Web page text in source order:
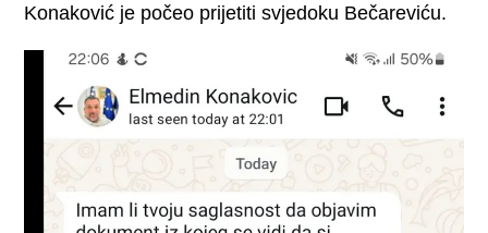
Konaković je počeo prijetiti svjedoku Bečareviću.